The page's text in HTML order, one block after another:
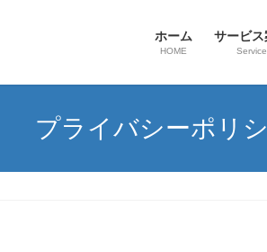
ホーム
HOME
サービス
Service
プライバシーポリ